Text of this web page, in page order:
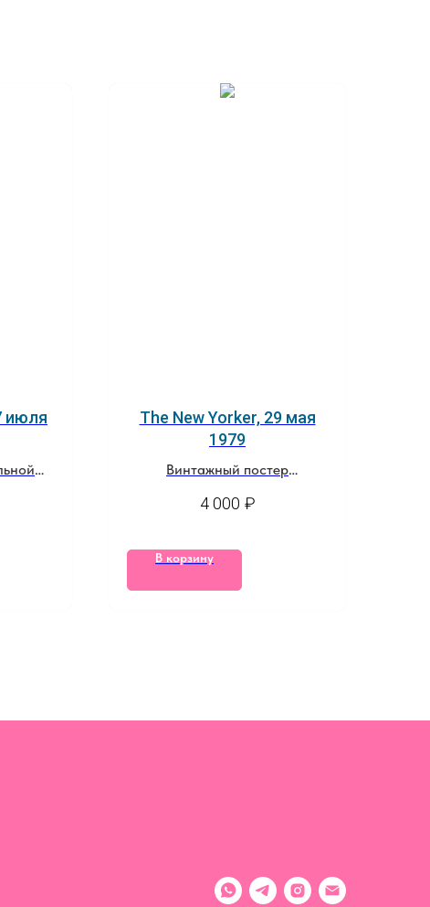
июля
The New Yorker, 29 мая
1979
Винтажный постер
журнала
4 000 ₽
В корзину